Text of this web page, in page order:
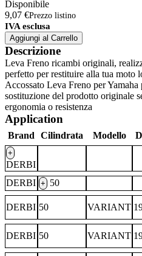
Disponibile
9,07 €Prezzo listino
IVA esclusa
Aggiungi al Carrello
Descrizione
Leva Freno ricambi originali,
perfetto per restituire alla tua moto
Accossato Leva Freno per Yamaha
sostituzione del prodotto originale
ergonomia o resistenza
Application
Brand Cilindrata Modello
+
DERBI
DERBI + 50
DERBI 50 VARIANT
DERBI 50 VARIANT